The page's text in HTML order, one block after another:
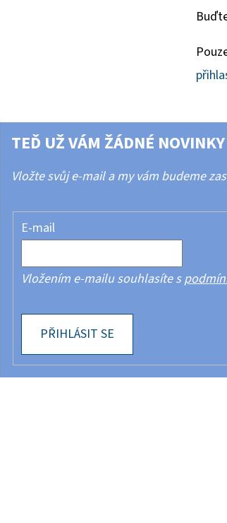
TEĎ UŽ VÁM ŽÁDNÉ
Vložte svůj e-mail a my vám budeme
E-mail
Vložením e-mailu souhlasíte s
PŘIHLÁSIT SE